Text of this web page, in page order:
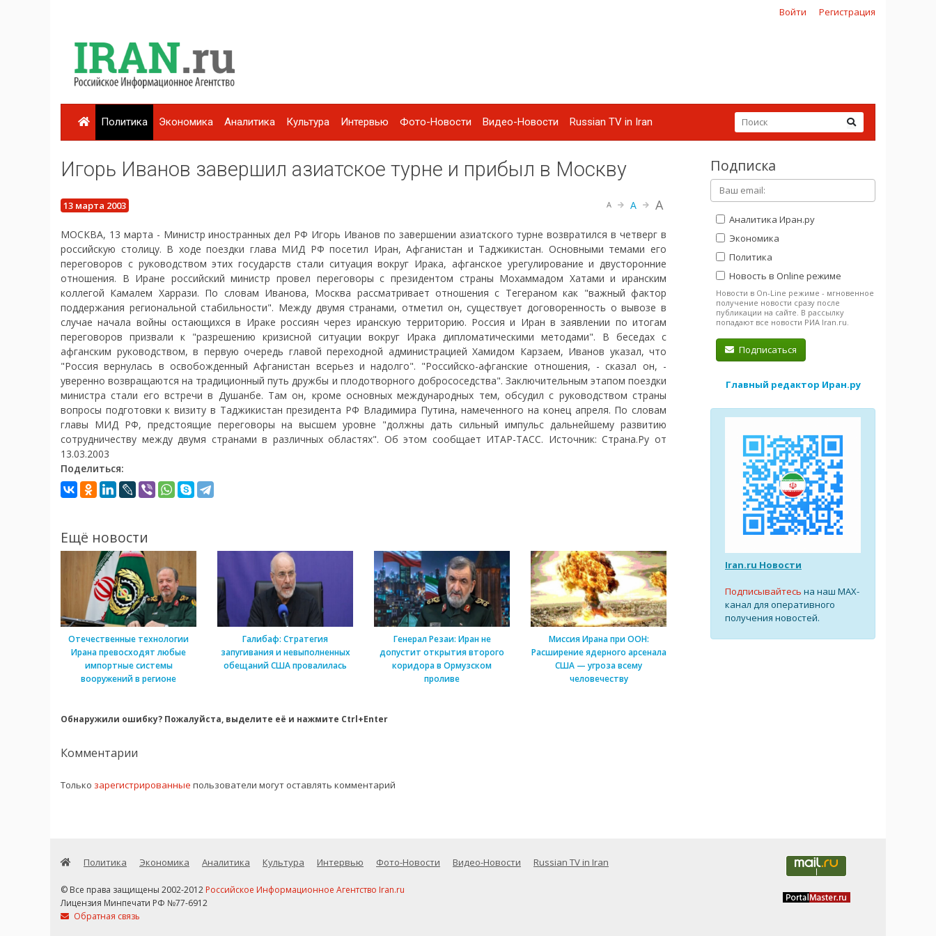
Войти Регистрация
Политика Экономика Аналитика Культура Интервью Фото-Новости Видео-Новости Russian TV in Iran
Игорь Иванов завершил азиатское турне и прибыл в Москву
13 марта 2003 A A A
МОСКВА, 13 марта - Министр иностранных дел РФ Игорь Иванов по завершении азиатского турне возвратился в четверг в
российскую столицу. В ходе поездки глава МИД РФ посетил Иран, Афганистан и Таджикистан. Основными темами его
переговоров с руководством этих государств стали ситуация вокруг Ирака, афганское урегулирование и двусторонние
отношения. В Иране российский министр провел переговоры с президентом страны Мохаммадом Хатами и иранским
коллегой Камалем Харрази. По словам Иванова, Москва рассматривает отношения с Тегераном как "важный фактор
поддержания региональной стабильности". Между двумя странами, отметил он, существует договоренность о вывозе в
случае начала войны остающихся в Ираке россиян через иранскую территорию. Россия и Иран в заявлении по итогам
переговоров призвали к "разрешению кризисной ситуации вокруг Ирака дипломатическими методами". В беседах с
афганским руководством, в первую очередь главой переходной администрацией Хамидом Карзаем, Иванов указал, что
"Россия вернулась в освобожденный Афганистан всерьез и надолго". "Российско-афганские отношения, - сказал он, -
уверенно возвращаются на традиционный путь дружбы и плодотворного добрососедства". Заключительным этапом поездки
министра стали его встречи в Душанбе. Там он, кроме основных международных тем, обсудил с руководством страны
вопросы подготовки к визиту в Таджикистан президента РФ Владимира Путина, намеченного на конец апреля. По словам
главы МИД РФ, предстоящие переговоры на высшем уровне "должны дать сильный импульс дальнейшему развитию
сотрудничеству между двумя странами в различных областях". Об этом сообщает ИТАР-ТАСС. Источник: Страна.Ру от
13.03.2003
Поделиться:
Ещё новости
Отечественные технологии
Ирана превосходят любые
импортные системы
вооружений в регионе
Галибаф: Стратегия
запугивания и невыполненных
обещаний США провалилась
Генерал Резаи: Иран не
допустит открытия второго
коридора в Ормузском
проливе
Миссия Ирана при ООН:
Расширение ядерного арсенала
США — угроза всему
человечеству
Обнаружили ошибку? Пожалуйста, выделите её и нажмите Ctrl+Enter
Комментарии
Только зарегистрированные пользователи могут оставлять комментарий
Подписка
Аналитика Иран.ру
Экономика
Политика
Новость в Online режиме
Новости в On-Line режиме - мгновенное
получение новости сразу после
публикации на сайте. В рассылку
попадают все новости РИА Iran.ru.
Подписаться
Главный редактор Иран.ру
Iran.ru Новости
Подписывайтесь на наш MAX-
канал для оперативного
получения новостей.
Политика Экономика Аналитика Культура Интервью Фото-Новости Видео-Новости Russian TV in Iran
© Все права защищены 2002-2012 Российское Информационное Агентство Iran.ru
Лицензия Минпечати РФ №77-6912
Обратная связь